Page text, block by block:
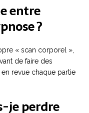
entre
?
« scan corporel »,
de faire des
revue chaque partie
je perdre